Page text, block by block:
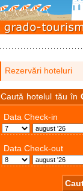
Rezervări hoteluri
Caută hotelul tău în